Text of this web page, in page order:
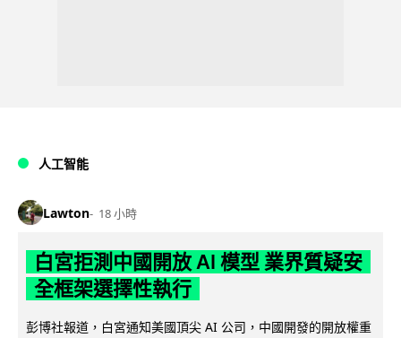
人工智能
Lawton 18 小時
白宮拒測中國開放 AI 模型 業界質疑安
全框架選擇性執行
彭博社報道，白宮通知美國頂尖 AI 公司，中國開發的開放權重